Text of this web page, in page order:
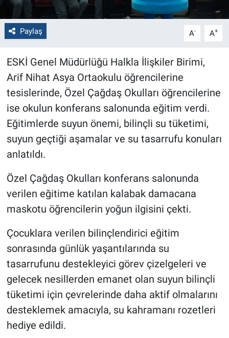
Paylaş A- A+
ESKİ Genel Müdürlüğü Halkla İlişkiler Birimi,
Arif Nihat Asya Ortaokulu öğrencilerine
tesislerinde, Özel Çağdaş Okulları öğrencilerine
ise okulun konferans salonunda eğitim verdi.
Eğitimlerde suyun önemi, bilinçli su tüketimi,
suyun geçtiği aşamalar ve su tasarrufu konuları
anlatıldı.
Özel Çağdaş Okulları konferans salonunda
verilen eğitime katılan kalabak damacana
maskotu öğrencilerin yoğun ilgisini çekti.
Çocuklara verilen bilinçlendirici eğitim
sonrasında günlük yaşantılarında su
tasarrufunu destekleyici görev çizelgeleri ve
gelecek nesillerden emanet olan suyun bilinçli
tüketimi için çevrelerinde daha aktif olmalarını
desteklemek amacıyla, su kahramanı rozetleri
hediye edildi.
Çevre
Magazin
Bilim ve Teknoloji